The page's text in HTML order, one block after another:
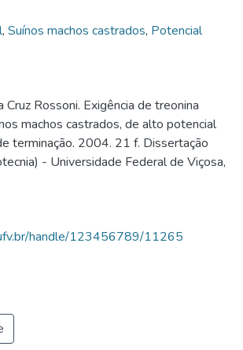
, Suínos machos castrados, Potencial
Cruz Rossoni. Exigência de treonina
machos castrados, de alto potencial
terminação. 2004. 21 f. Dissertação
- Universidade Federal de Viçosa,
handle/123456789/11265